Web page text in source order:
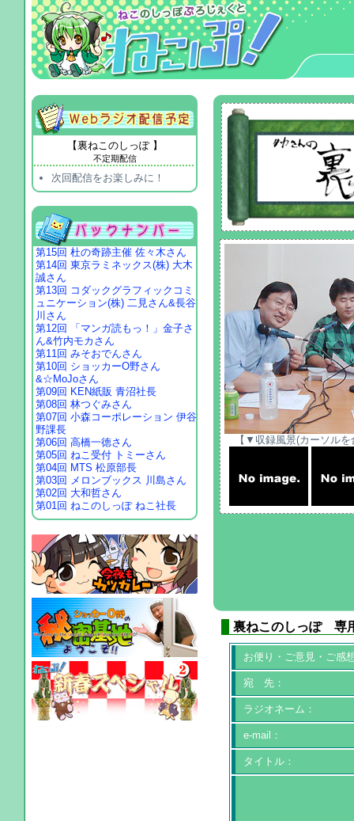
【▼収録風景(カーソル
裏ねこのしっぽ 専
お便り・ご意見・ご感
宛 先：
ラジオネーム：
e-mail：
タイトル：
【裏ねこのしっぽ 】
不定期配信
次回配信をお楽しみに！
第15回 杜の奇跡主催 佐々木さん
第14回 東京ラミネックス(株) 大木
誠さん
第13回 コダックグラフィックコミ
ュニケーション(株) 二見さん&長谷
川さん
第12回 「マンガ読もっ！」金子さ
ん&竹内モカさん
第11回 みそおでんさん
第10回 ショッカーO野さん
&☆MoJoさん
第09回 KEN紙販 青沼社長
第08回 林つぐみさん
第07回 小森コーポレーション 伊谷
野課長
第06回 高橋一徳さん
第05回 ねこ受付 トミーさん
第04回 MTS 松原部長
第03回 メロンブックス 川島さん
第02回 大和哲さん
第01回 ねこのしっぽ ねこ社長